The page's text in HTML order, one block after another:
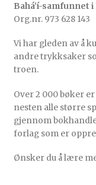
Bahá’í-samfunnet
Org.nr. 973 628 143
Vi har gleden av å
andre trykksaker
troen.
Over 2 000 bøker
nesten alle større
gjennom
forlag som er
Ønsker du å lære